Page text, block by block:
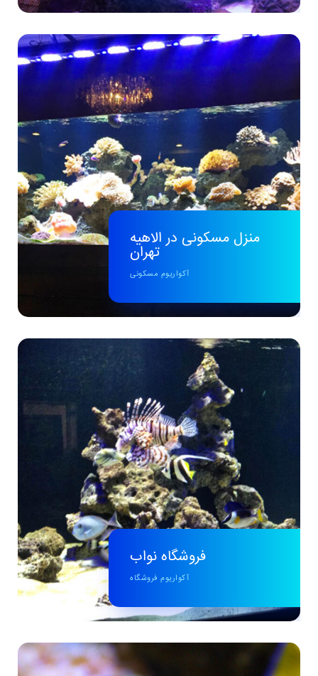
منزل مسکونی در الاهیه
تهران
آکواریوم مسکونی
فروشگاه نواب
آکواریوم فروشگاه